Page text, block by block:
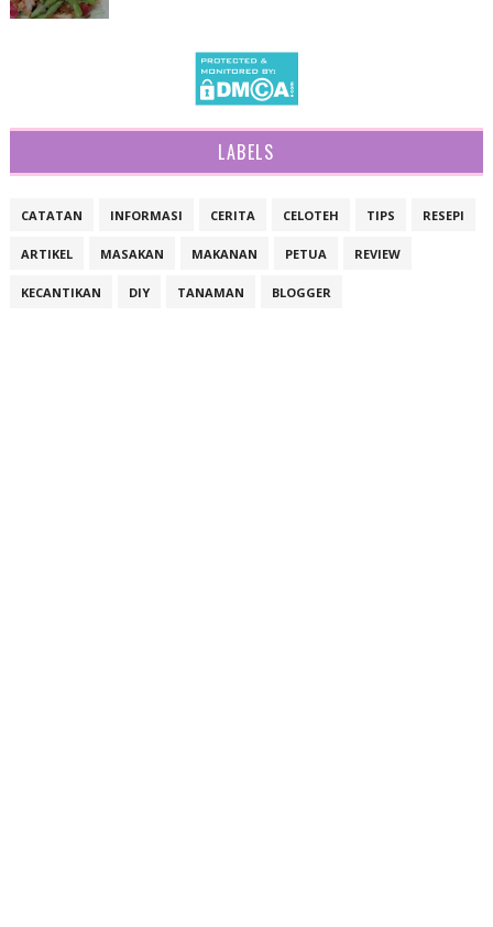
LABELS
CATATAN INFORMASI CERITA CELOTEH TIPS RESEPI
ARTIKEL MASAKAN MAKANAN PETUA REVIEW
KECANTIKAN DIY TANAMAN BLOGGER